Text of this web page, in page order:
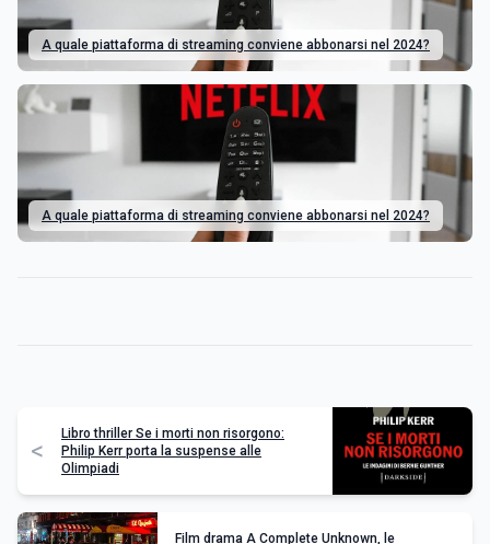
A quale piattaforma di streaming conviene abbonarsi nel 2024?
A quale piattaforma di streaming conviene abbonarsi nel 2024?
<
Libro thriller Se i morti non risorgono:
Philip Kerr porta la suspense alle
Olimpiadi
Film drama A Complete Unknown, le